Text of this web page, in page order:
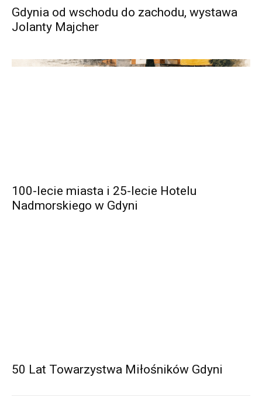
Gdynia od wschodu do zachodu, wystawa
Jolanty Majcher
100-lecie miasta i 25-lecie Hotelu
Nadmorskiego w Gdyni
50 Lat Towarzystwa Miłośników Gdyni